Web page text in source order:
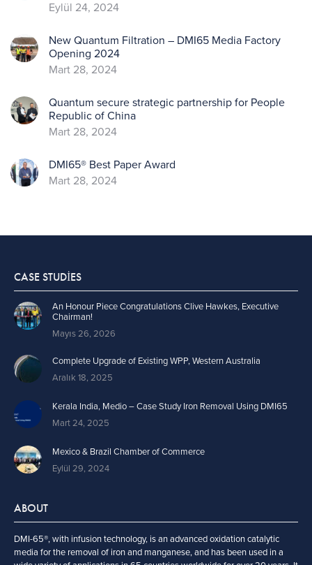
Eylül 24, 2024
New Quantum Filtration – DMI65 Media Factory
Opening 2024
Mart 28, 2024
Quantum secure strategic partnership for People
Republic of China
Mart 28, 2024
DMI65® Best Paper Award
Mart 28, 2024
CASE STUDIES
An Honour Piece Congratulations Clive Hawkes, Executive
Chairman!
Mayıs 26, 2026
Complete Upgrade of Existing WPP, Western Australia
Aralık 18, 2025
Kerala India, Medio – Case Study Iron Removal Using DMI65
Mart 24, 2025
Mexico & Brazil Chamber of Commerce
Eylül 29, 2024
ABOUT
DMI-65®, with infusion technology, is an advanced oxidation catalytic
media for the removal of iron and manganese, and has been used in a